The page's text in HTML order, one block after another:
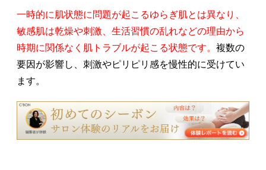
一時的に肌状態に問題が起こるゆらぎ肌とは異なり、
敏感肌は乾燥や刺激、生活習慣の乱れなどの理由から
時期に関係なく肌トラブルが起こる状態です。 複数の
要因が影響し、刺激やピリピリ感を慢性的に受けてい
ます。